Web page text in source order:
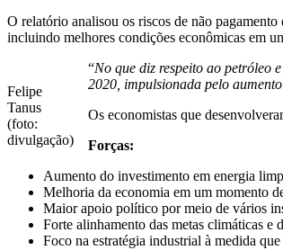
O relatório analisou os riscos de não
incluindo melhores condições econômicas em
Felipe
Tanus
(foto:
divulgação)
“No que diz respeito ao petróleo
2020, impulsionada pelo
Os economistas que
Forças:
Aumento do investimento em energia
Melhoria da economia em um momento
Maior apoio político por meio de vários
Forte alinhamento das metas climáticas e
Foco na estratégia industrial à medida